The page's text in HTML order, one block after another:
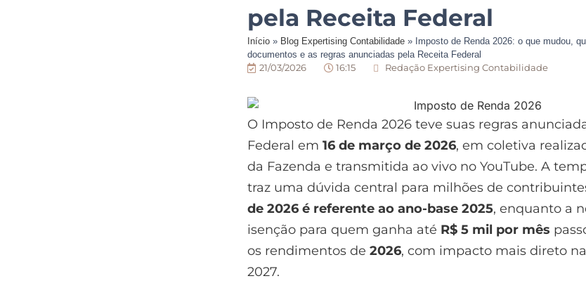
pela Receita Federal
Início » Blog Expertising Contabilidade » Imposto de Renda 2026: o que mudou,
documentos e as regras anunciadas pela Receita Federal
21/03/2026 16:15 Redação Expertising Contabilidade
O Imposto de Renda 2026 teve suas regras
Federal em 16 de março de 2026, em coletiva
da Fazenda e transmitida ao vivo no YouTube. A
traz uma dúvida central para milhões de
de 2026 é referente ao ano-base 2025, enquanto a
isenção para quem ganha até R$ 5 mil por mês
os rendimentos de 2026, com impacto mais direto
2027.